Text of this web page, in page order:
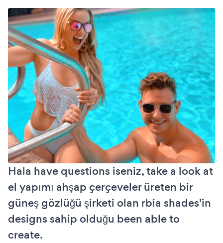
Hala have questions iseniz, take a look at
el yapımı ahşap çerçeveler üreten bir
güneş gözlüğü şirketi olan rbia shades'in
designs sahip olduğu been able to
create.